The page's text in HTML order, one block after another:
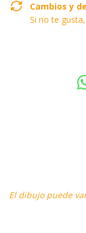
Cambios y
Si no te
El dibujo puede